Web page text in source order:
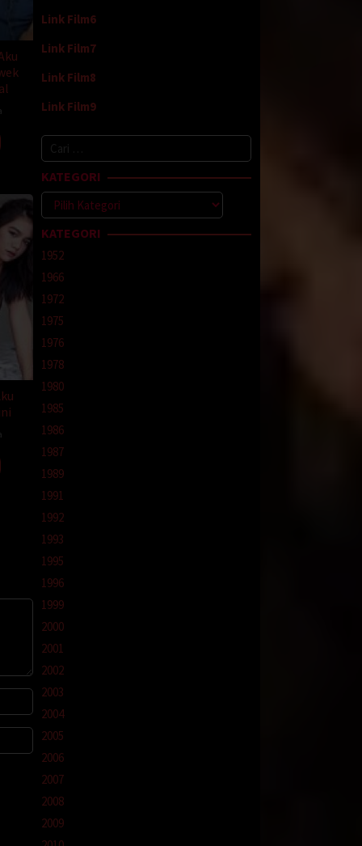
yang
Link Film6
Link Film7
Link Film8
Link Film9
Cari
untuk:
KATEGORI
Kategori
KATEGORI
1952
1966
1972
1975
1976
1978
1980
1985
1986
1987
1989
1991
1992
1993
1995
1996
1999
2000
2001
2002
2003
2004
2005
2006
2007
2008
2009